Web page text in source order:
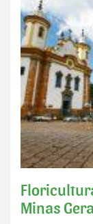
Minas